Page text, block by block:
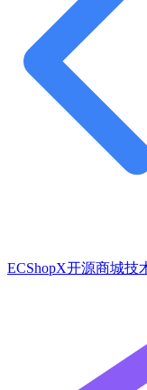
ECShopX开源商城技